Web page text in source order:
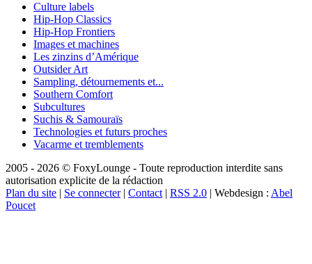
Culture labels
Hip-Hop Classics
Hip-Hop Frontiers
Images et machines
Les zinzins d’Amérique
Outsider Art
Sampling, détournements et...
Southern Comfort
Subcultures
Suchis & Samouraïs
Technologies et futurs proches
Vacarme et tremblements
2005 - 2026 © FoxyLounge - Toute reproduction interdite sans
autorisation explicite de la rédaction
Plan du site | Se connecter| Contact | RSS 2.0 | Webdesign : Abel
Poucet